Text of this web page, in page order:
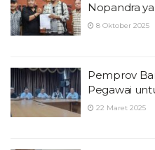
Nopandra
8 Oktober 2025
Pemprov
Pegawai
22 Maret 2025